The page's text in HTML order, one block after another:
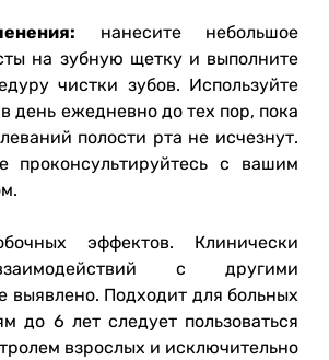
нанесите небольшое
на зубную щетку и выполните
чистки зубов. Используйте
день ежедневно до тех пор, пока
полости рта не исчезнут.
проконсультируйтесь с вашим
эффектов. Клинически
с другими
выявлено. Подходит для больных
до 6 лет следует пользоваться
взрослых и исключительно